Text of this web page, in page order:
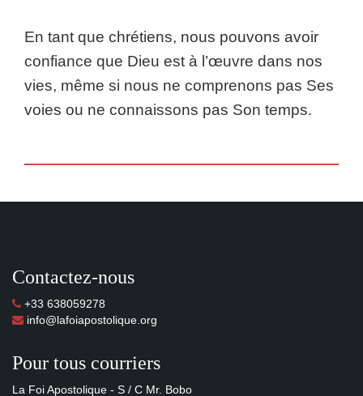
En tant que chrétiens, nous pouvons avoir
confiance que Dieu est à l’œuvre dans nos
vies, même si nous ne comprenons pas Ses
voies ou ne connaissons pas Son temps.
Contactez-nous
+33 638059278
info@lafoiapostolique.org
Pour tous courriers
La Foi Apostolique - S / C Mr. Bobo